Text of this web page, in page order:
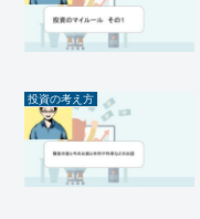
投資の考え方